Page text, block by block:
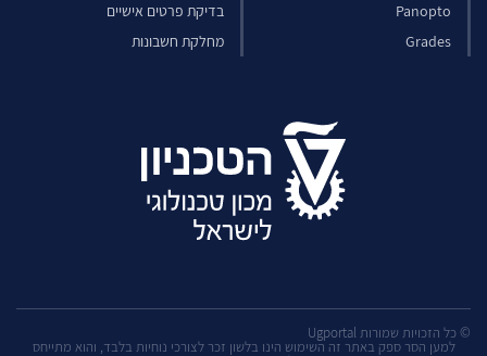
Panopto
Grades
בדיקת פרטים אישיים
מחלקת חשבונות
© כל הזכויות שמורות Ugportal
למען הסר ספק באתר זה השימוש הינו בלשון זכר לצורכי נוחיות בלבד, והוא מתייחס